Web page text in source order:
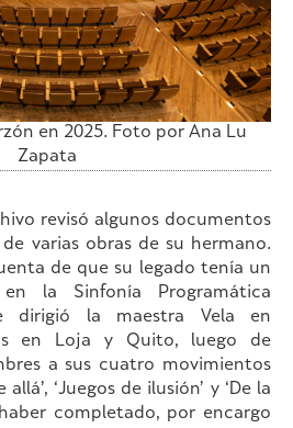
en 2025. Foto por Ana Lu
Zapata
revisó algunos documentos
varias obras de su hermano.
de que su legado tenía un
la Sinfonía Programática
dirigió la maestra Vela en
en Loja y Quito, luego de
a sus cuatro movimientos
allá’, ‘Juegos de ilusión’ y ‘De la
completado, por encargo